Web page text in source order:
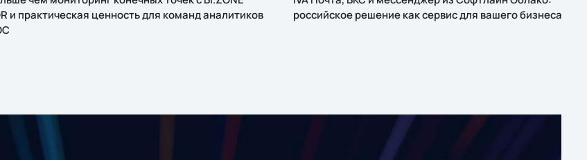
и практическая ценность для команд аналитиков
российское решение как сервис для вашего бизнеса